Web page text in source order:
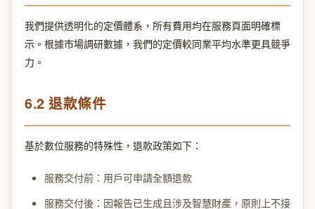
我們提供透明化的定價體系，所有費用均在服務頁面明確標
示。根據市場調研數據，我們的定價較同業平均水準更具競爭
力。
6.2 退款條件
基於數位服務的特殊性，退款政策如下：
服務交付前：用戶可申請全額退款
服務交付後：因報告已生成且涉及智慧財產，原則上不接